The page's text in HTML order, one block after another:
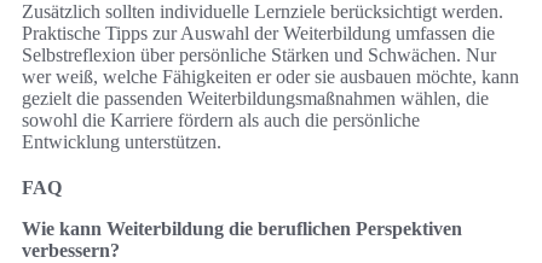
Zusätzlich sollten individuelle Lernziele berücksichtigt werden.
Praktische Tipps zur Auswahl der Weiterbildung umfassen die
Selbstreflexion über persönliche Stärken und Schwächen. Nur
wer weiß, welche Fähigkeiten er oder sie ausbauen möchte, kann
gezielt die passenden Weiterbildungsmaßnahmen wählen, die
sowohl die Karriere fördern als auch die persönliche
Entwicklung unterstützen.
FAQ
Wie kann Weiterbildung die beruflichen Perspektiven
verbessern?